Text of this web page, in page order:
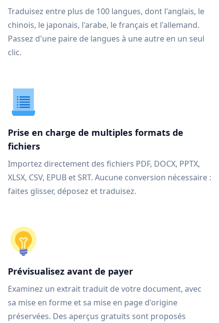
Traduisez entre plus de 100 langues, dont l'anglais, le
chinois, le japonais, l'arabe, le français et l'allemand.
Passez d'une paire de langues à une autre en un seul
clic.
Prise en charge de multiples formats de
fichiers
Importez directement des fichiers PDF, DOCX, PPTX,
XLSX, CSV, EPUB et SRT. Aucune conversion nécessaire :
faites glisser, déposez et traduisez.
Prévisualisez avant de payer
Examinez un extrait traduit de votre document, avec
sa mise en forme et sa mise en page d'origine
préservées. Des aperçus gratuits sont proposés